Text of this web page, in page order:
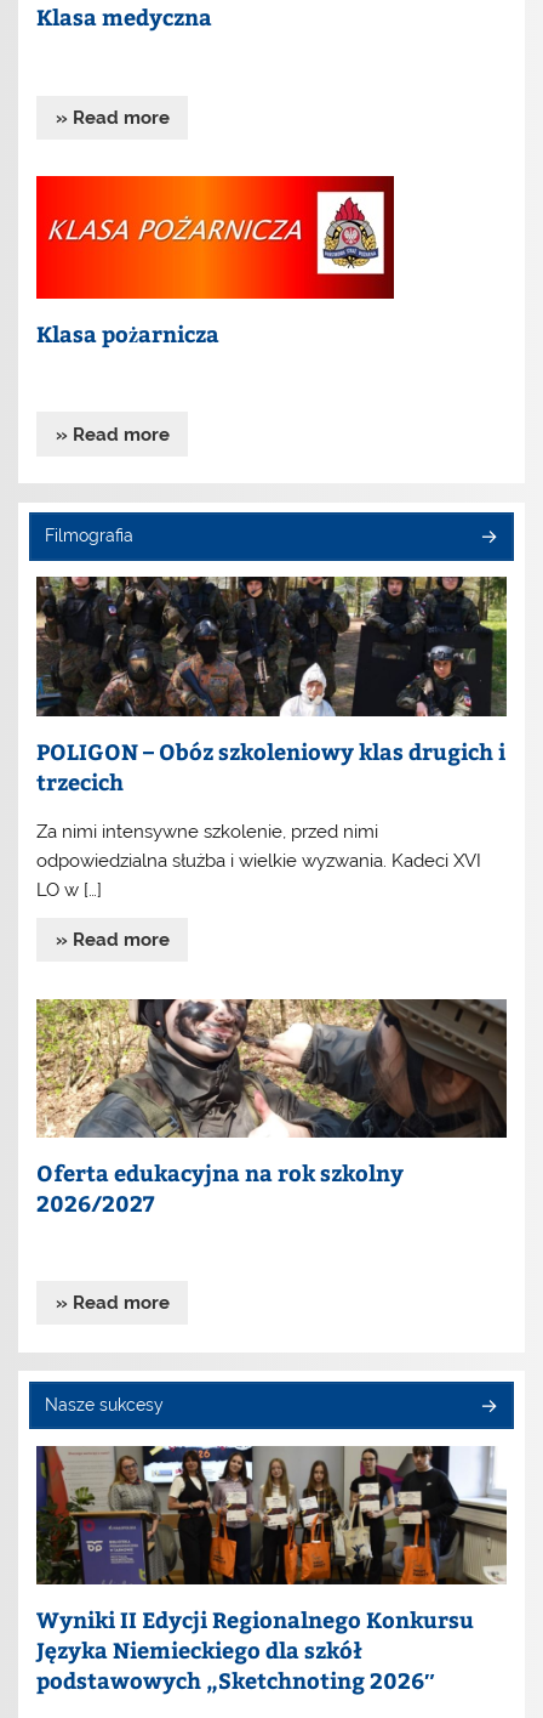
Klasa medyczna
» Read more
Klasa pożarnicza
» Read more
Filmografia
POLIGON – Obóz szkoleniowy klas drugich i
trzecich
Za nimi intensywne szkolenie, przed nimi
odpowiedzialna służba i wielkie wyzwania. Kadeci XVI
LO w […]
» Read more
Oferta edukacyjna na rok szkolny
2026/2027
» Read more
Nasze sukcesy
Wyniki II Edycji Regionalnego Konkursu
Języka Niemieckiego dla szkół
podstawowych „Sketchnoting 2026″